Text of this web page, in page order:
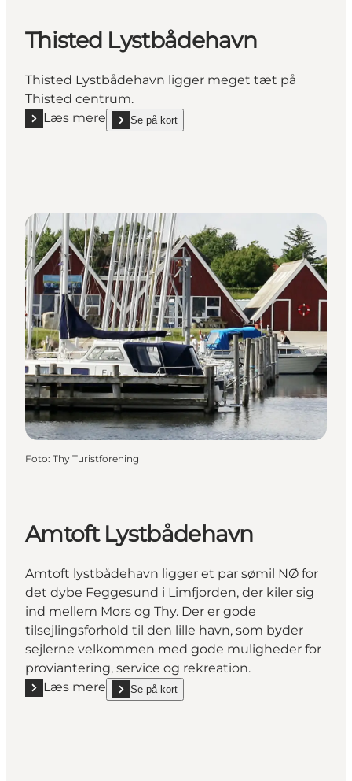
Thisted Lystbådehavn
Thisted Lystbådehavn ligger meget tæt på
Thisted centrum.
Læs mere
Læs mere "Thisted Lystbådehavn"
Se på kort
show Thisted Lystbådehavn on_map
Foto: Thy Turistforening
Amtoft Lystbådehavn
Amtoft lystbådehavn ligger et par sømil NØ for
det dybe Feggesund i Limfjorden, der kiler sig
ind mellem Mors og Thy. Der er gode
tilsejlingsforhold til den lille havn, som byder
sejlerne velkommen med gode muligheder for
proviantering, service og rekreation.
Læs mere
Læs mere "Amtoft Lystbådehavn"
Se på kort
show Amtoft Lystbådehavn on_map